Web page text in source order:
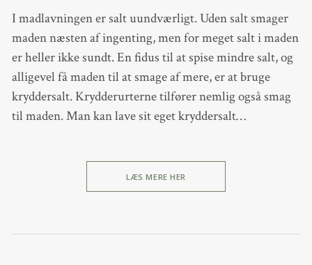
I madlavningen er salt uundværligt. Uden salt smager
maden næsten af ingenting, men for meget salt i maden
er heller ikke sundt. En fidus til at spise mindre salt, og
alligevel få maden til at smage af mere, er at bruge
kryddersalt. Krydderurterne tilfører nemlig også smag
til maden. Man kan lave sit eget kryddersalt…
LÆS MERE HER